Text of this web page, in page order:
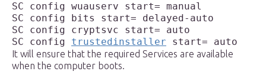
SC config wuauserv start= manual
SC config bits start= delayed-auto
SC config cryptsvc start= auto
SC config trustedinstaller start= auto
It will ensure that the required Services are available
when the computer boots.